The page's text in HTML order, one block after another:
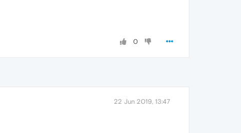
0
22 Jun 2019, 13:47